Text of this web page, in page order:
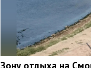
Зону отдыха на